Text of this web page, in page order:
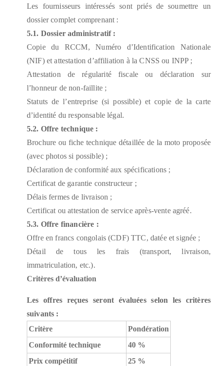
Les fournisseurs intéressés sont priés de soumettre un
dossier complet comprenant :
5.1. Dossier administratif :
Copie du RCCM, Numéro d’Identification Nationale
(NIF) et attestation d’affiliation à la CNSS ou INPP ;
Attestation de régularité fiscale ou déclaration sur
l’honneur de non-faillite ;
Statuts de l’entreprise (si possible) et copie de la carte
d’identité du responsable légal.
5.2. Offre technique :
Brochure ou fiche technique détaillée de la moto proposée
(avec photos si possible) ;
Déclaration de conformité aux spécifications ;
Certificat de garantie constructeur ;
Délais fermes de livraison ;
Certificat ou attestation de service après-vente agréé.
5.3. Offre financière :
Offre en francs congolais (CDF) TTC, datée et signée ;
Détail de tous les frais (transport, livraison,
immatriculation, etc.).
Critères d’évaluation
Les offres reçues seront évaluées selon les critères
suivants :
Critère
Pondération
Conformité technique
40 %
Prix compétitif
25 %